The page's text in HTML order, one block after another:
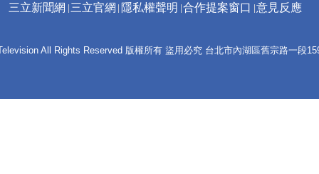
三立新聞網 三立官網 隱私權聲明 合作提案窗口 意見反應
All Rights Reserved 版權所有 盜用必究 台北市內湖區舊宗路一段